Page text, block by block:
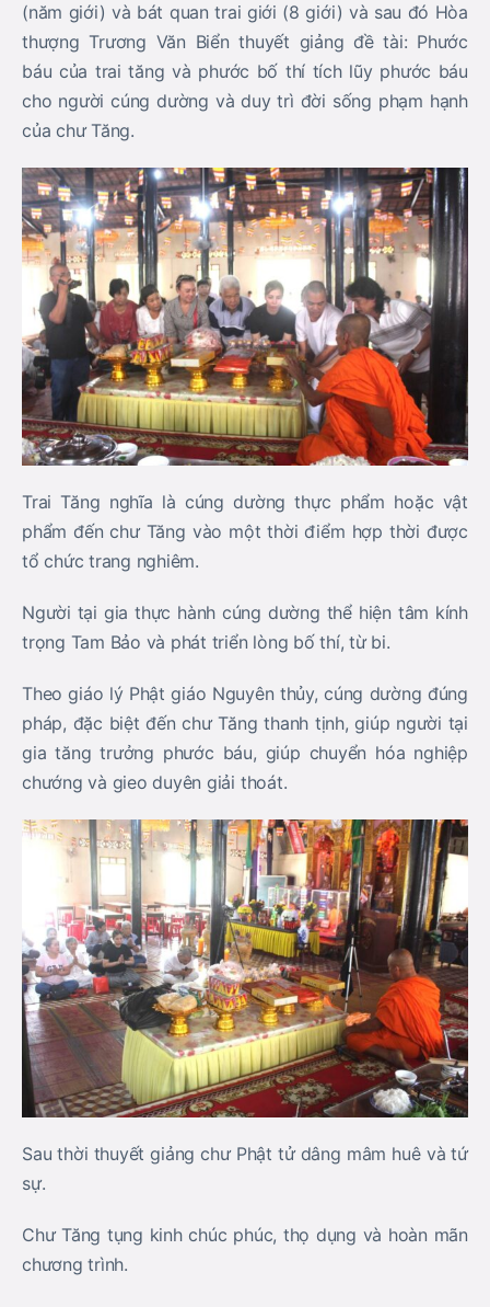
(năm giới) và bát quan trai giới (8 giới) và sau đó Hòa
thượng Trương Văn Biển thuyết giảng đề tài: Phước
báu của trai tăng và phước bố thí tích lũy phước báu
cho người cúng dường và duy trì đời sống phạm hạnh
của chư Tăng.
Trai Tăng nghĩa là cúng dường thực phẩm hoặc vật
phẩm đến chư Tăng vào một thời điểm hợp thời được
tổ chức trang nghiêm.
Người tại gia thực hành cúng dường thể hiện tâm kính
trọng Tam Bảo và phát triển lòng bố thí, từ bi.
Theo giáo lý Phật giáo Nguyên thủy, cúng dường đúng
pháp, đặc biệt đến chư Tăng thanh tịnh, giúp người tại
gia tăng trưởng phước báu, giúp chuyển hóa nghiệp
chướng và gieo duyên giải thoát.
Sau thời thuyết giảng chư Phật tử dâng mâm huê và tứ
sự.
Chư Tăng tụng kinh chúc phúc, thọ dụng và hoàn mãn
chương trình.